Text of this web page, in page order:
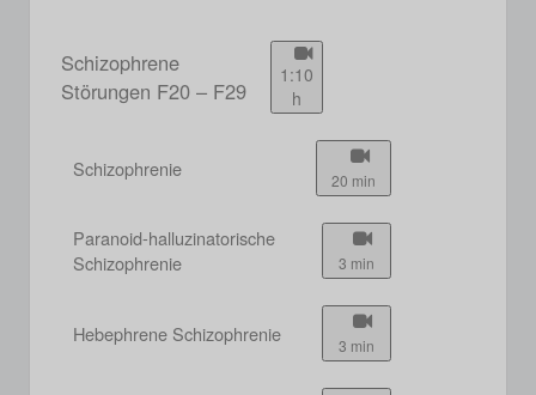
Schizophrene
Störungen F20 – F29
1:10
h
Schizophrenie 20 min
Paranoid-halluzinatorische
Schizophrenie
3 min
Hebephrene Schizophrenie 3 min